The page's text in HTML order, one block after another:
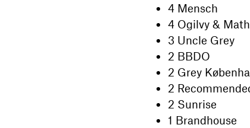
4 Mensch
4 Ogilvy &
3 Uncle Grey
2 BBDO
2 Grey
2
2 Sunrise
1 Brandhouse